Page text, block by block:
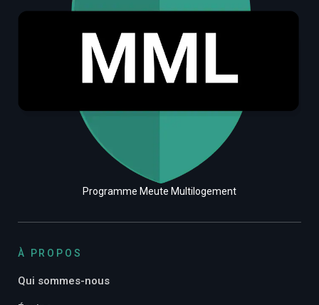
Programme Meute Multilogement
À PROPOS
Qui sommes-nous